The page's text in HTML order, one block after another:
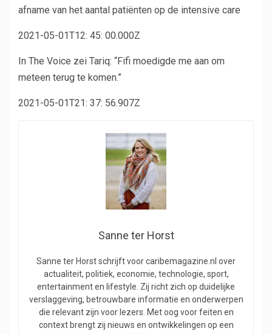
afname van het aantal patiënten op de intensive care
2021-05-01T12: 45: 00.000Z
In The Voice zei Tariq: “Fifi moedigde me aan om
meteen terug te komen.”
2021-05-01T21: 37: 56.907Z
Sanne ter Horst
Sanne ter Horst schrijft voor caribemagazine.nl over
actualiteit, politiek, economie, technologie, sport,
entertainment en lifestyle. Zij richt zich op duidelijke
verslaggeving, betrouwbare informatie en onderwerpen
die relevant zijn voor lezers. Met oog voor feiten en
context brengt zij nieuws en ontwikkelingen op een